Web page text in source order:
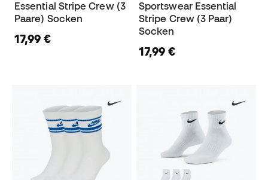
Essential Stripe Crew (3
Paare) Socken
17,99 €
Sportswear Essential
Stripe Crew (3 Paar)
Socken
17,99 €